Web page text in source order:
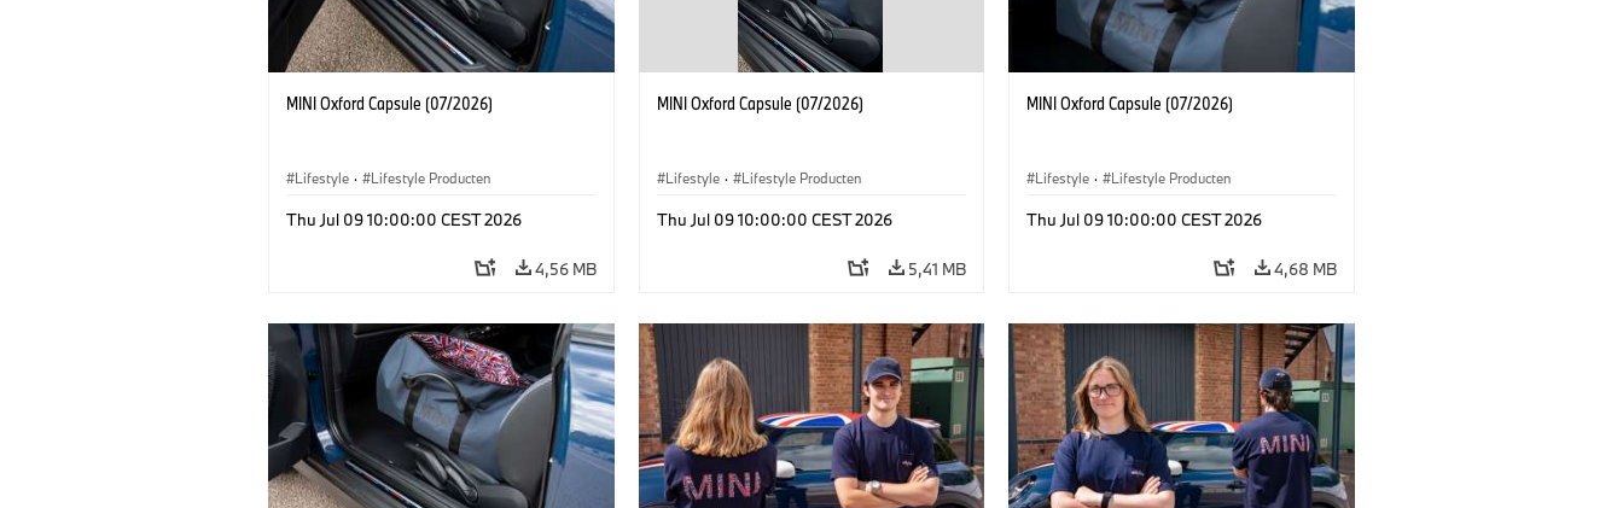
MINI Oxford Capsule (07/2026)
Lifestyle · Lifestyle Producten
Thu Jul 09 10:00:00 CEST 2026
4,56 MB
MINI Oxford Capsule (07/2026)
Lifestyle · Lifestyle Producten
Thu Jul 09 10:00:00 CEST 2026
5,41 MB
MINI Oxford Capsule (07/2026)
Lifestyle · Lifestyle Producten
Thu Jul 09 10:00:00 CEST 2026
4,68 MB